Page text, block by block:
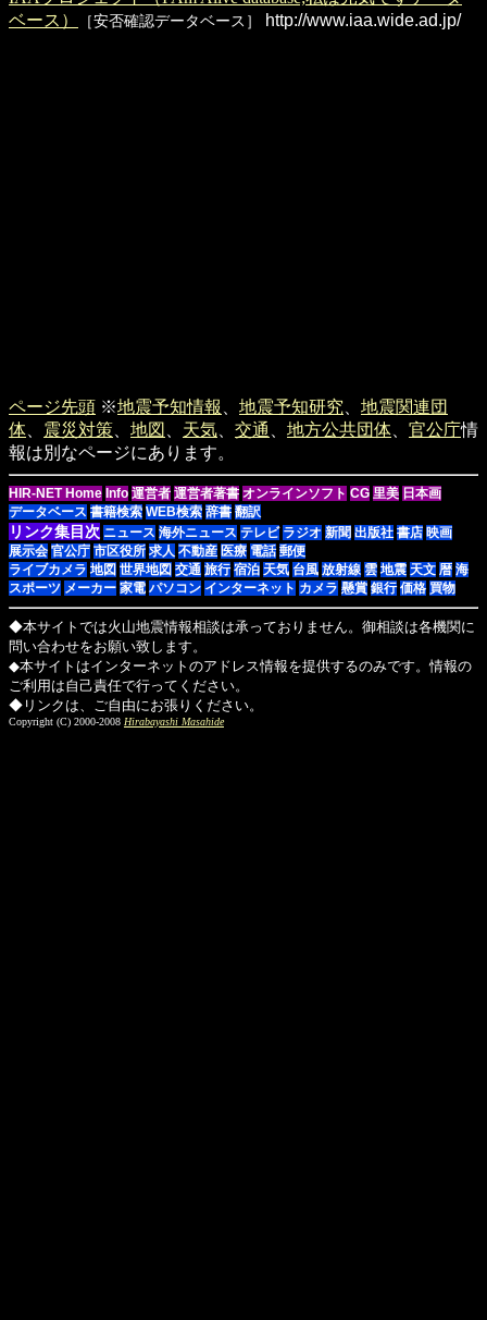
ベース）
［安否確認データベース］ http://www.iaa.wide.ad.jp/
ページ先頭 ※地震予知情報 地震予知研究
地震関連団
体
震災対策 地図 天気 交通 地方公共団体 官公庁情
報は別なページにあります。
HIR-NET Home Info 運営者 運営者著書 オンラインソフト CG 里美 日本画
データベース 書籍検索 WEB検索 辞書 翻訳
リンク集目次 ニュース 海外ニュース テレビ ラジオ 新聞 出版社 書店 映画
展示会 官公庁 市区役所 求人 不動産 医療 電話 郵便
ライブカメラ 地図 世界地図 交通 旅行 宿泊 天気 台風 放射線 雲 地震 天文 暦 海
スポーツ メーカー 家電 パソコン インターネット カメラ 懸賞 銀行 価格 買物
◆本サイトでは火山地震情報相談は承っておりません。御相談は各機関に
問い合わせをお願い致します。
◆本サイトはインターネットのアドレス情報を提供するのみです。情報の
ご利用は自己責任で行ってください。
◆リンクは、ご自由にお張りください。
Copyright (C) 2000-2008 Hirabayashi Masahide